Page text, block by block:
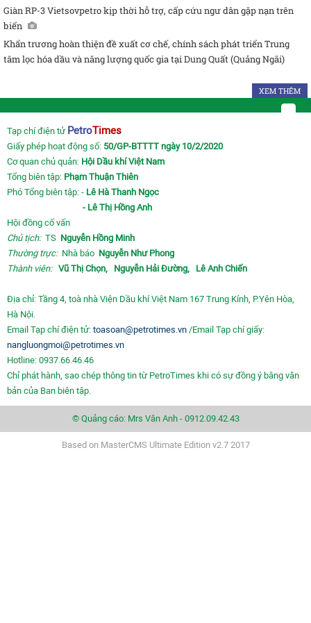
Giàn RP-3 Vietsovpetro kịp thời hỗ trợ, cấp cứu ngư dân gặp nạn trên
biển
Khẩn trương hoàn thiện đề xuất cơ chế, chính sách phát triển Trung
tâm lọc hóa dầu và năng lượng quốc gia tại Dung Quất (Quảng Ngãi)
XEM THÊM
Tạp chí điện tử PetroTimes
Giấy phép hoạt động số: 50/GP-BTTTT ngày 10/2/2020
Cơ quan chủ quản: Hội Dầu khí Việt Nam
Tổng biên tập: Phạm Thuận Thiên
Phó Tổng biên tập: - Lê Hà Thanh Ngọc
- Lê Thị Hồng Anh
Hội đồng cố vấn
Chủ tịch:TS Nguyễn Hồng Minh
Thường trực: Nhà báo Nguyễn Như Phong
Thành viên: Vũ Thị Chọn, Nguyễn Hải Đường, Lê Anh Chiến
Địa chỉ: Tầng 4, toà nhà Viện Dầu khí Việt Nam 167 Trung Kính, P.Yên Hòa,
Hà Nội.
Email Tạp chí điện tử: toasoan@petrotimes.vn /Email Tạp chí giấy:
nangluongmoi@petrotimes.vn
Hotline: 0937.66.46.46
Chỉ phát hành, sao chép thông tin từ PetroTimes khi có sự đồng ý bằng văn
bản của Ban biên tập.
© Quảng cáo: Mrs Vân Anh - 0912.09.42.43
Based on MasterCMS Ultimate Edition v2.7 2017